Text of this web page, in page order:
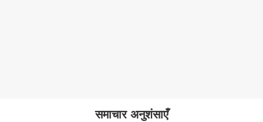
समाचार अनुशंसाएँ